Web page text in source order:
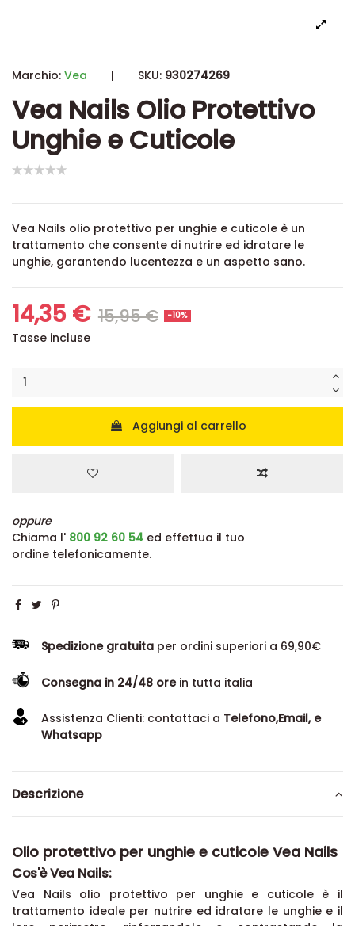
Marchio: Vea | SKU: 930274269
Vea Nails Olio Protettivo
Unghie e Cuticole
Vea Nails olio protettivo per unghie e cuticole è un
trattamento che consente di nutrire ed idratare le
unghie, garantendo lucentezza e un aspetto sano.
14,35 € 15,95 € -10%
Tasse incluse
Aggiungi al carrello
oppure
Chiama l' 800 92 60 54 ed effettua il tuo
ordine telefonicamente.
Spedizione gratuita per ordini superiori a 69,90€
Consegna in 24/48 orein tutta italia
Assistenza Clienti: contattaci a Telefono,Email, e
Whatsapp
Descrizione
Olio protettivo per unghie e cuticole Vea Nails
Cos'è Vea Nails:
Vea Nails olio protettivo per unghie e cuticole è il
trattamento ideale per nutrire ed idratare le unghie e il